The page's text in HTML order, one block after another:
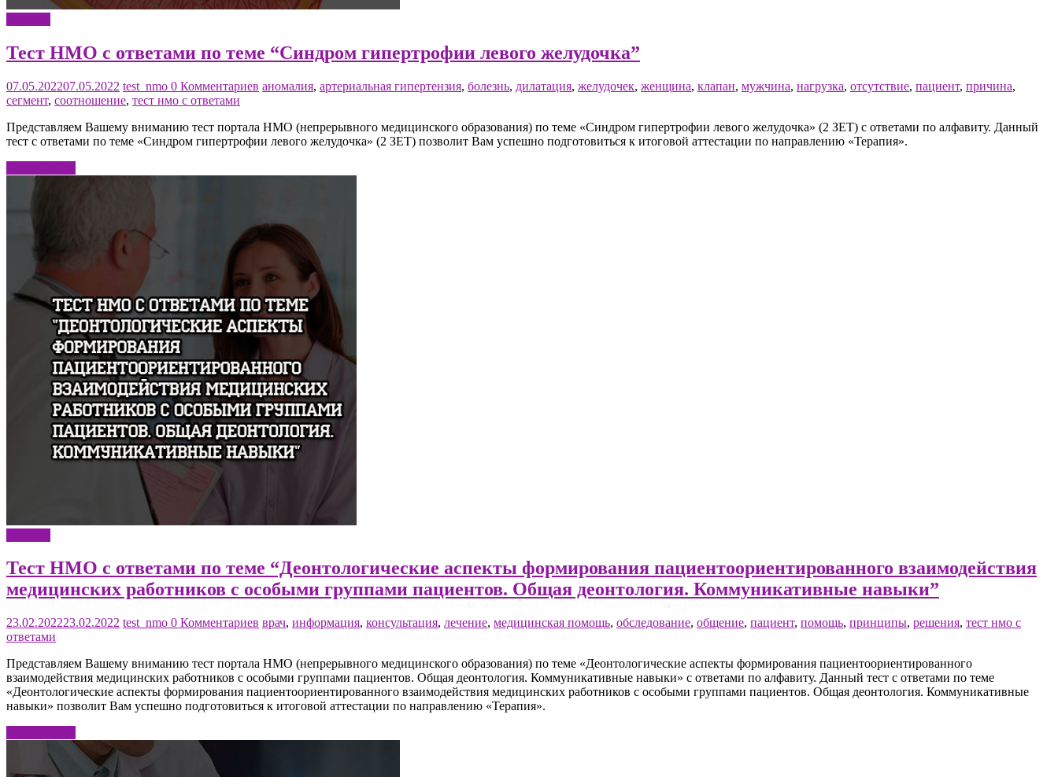
Тест НМО с ответами по теме “Синдром гипертрофии левого желудочка”
07.05.202207.05.2022 test_nmo 0 Комментариев аномалия, артериальная гипертензия, болезнь, дилатация, желудочек, женщина, клапан, мужчина, нагрузка, отсутствие, пациент, причина,
сегмент, соотношение, тест нмо с ответами
Представляем Вашему вниманию тест портала НМО (непрерывного медицинского образования) по теме «Синдром гипертрофии левого желудочка» (2 ЗЕТ) с ответами по алфавиту. Данный
тест с ответами по теме «Синдром гипертрофии левого желудочка» (2 ЗЕТ) позволит Вам успешно подготовиться к итоговой аттестации по направлению «Терапия».
Тест НМО с ответами по теме “Деонтологические аспекты формирования пациентоориентированного взаимодействия
медицинских работников с особыми группами пациентов. Общая деонтология. Коммуникативные навыки”
23.02.202223.02.2022 test_nmo 0 Комментариев врач, информация, консультация, лечение, медицинская помощь, обследование, общение, пациент, помощь, принципы, решения, тест нмо с
ответами
Представляем Вашему вниманию тест портала НМО (непрерывного медицинского образования) по теме «Деонтологические аспекты формирования пациентоориентированного
взаимодействия медицинских работников с особыми группами пациентов. Общая деонтология. Коммуникативные навыки» с ответами по алфавиту. Данный тест с ответами по теме
«Деонтологические аспекты формирования пациентоориентированного взаимодействия медицинских работников с особыми группами пациентов. Общая деонтология. Коммуникативные
навыки» позволит Вам успешно подготовиться к итоговой аттестации по направлению «Терапия».